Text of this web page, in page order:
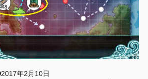
2017年2月10日